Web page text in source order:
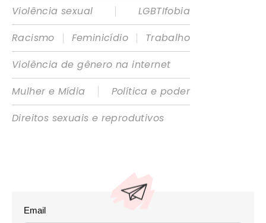
Violência sexual
|
LGBTIfobia
Racismo
| Feminicídio |
Trabalho
Violência de gênero na internet
Mulher e Mídia
|
Política e poder
Direitos sexuais e reprodutivos